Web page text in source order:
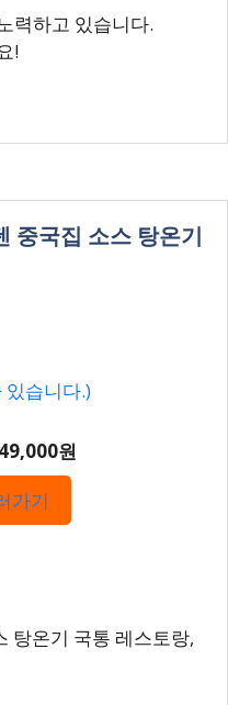
력하고 있습니다.
!
중국집 소스 탕온기
있습니다.)
원
가기
탕온기 국통 레스토랑,